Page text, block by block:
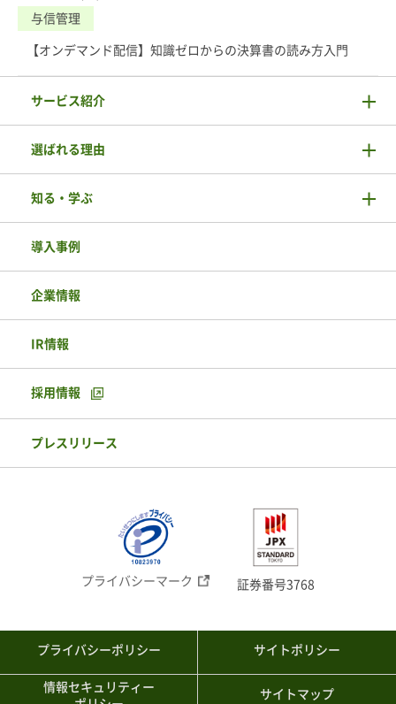
与信管理
【オンデマンド配信】知識ゼロからの決算書の読み方入門
サービス紹介
選ばれる理由
知る・学ぶ
導入事例
企業情報
IR情報
採用情報
プレスリリース
プライバシーマーク 証券番号3768
プライバシーポリシー
情報セキュリティー
サイトポリシー
サイトマップ